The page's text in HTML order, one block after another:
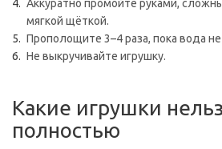
Аккуратно промойте руками,
мягкой щёткой.
Прополощите 3–4 раза, пока вода не
Не выкручивайте игрушку.
Какие игрушки
полностью